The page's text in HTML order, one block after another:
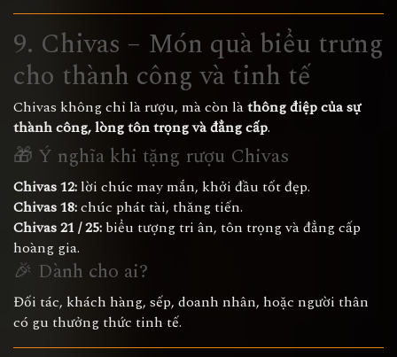
9. Chivas – Món quà biểu trưng
cho thành công và tinh tế
Chivas không chỉ là rượu, mà còn làthông điệp của sự
thành công, lòng tôn trọng và đẳng cấp.
🎁 Ý nghĩa khi tặng rượu Chivas
Chivas 12:lời chúc may mắn, khởi đầu tốt đẹp.
Chivas 18:chúc phát tài, thăng tiến.
Chivas 21 / 25: biểu tượng tri ân, tôn trọng và đẳng cấp
hoàng gia.
🎉 Dành cho ai?
Đối tác, khách hàng, sếp, doanh nhân, hoặc người thân
có gu thưởng thức tinh tế.